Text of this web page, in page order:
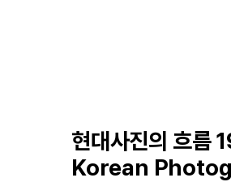
현대사진의 흐
Korean